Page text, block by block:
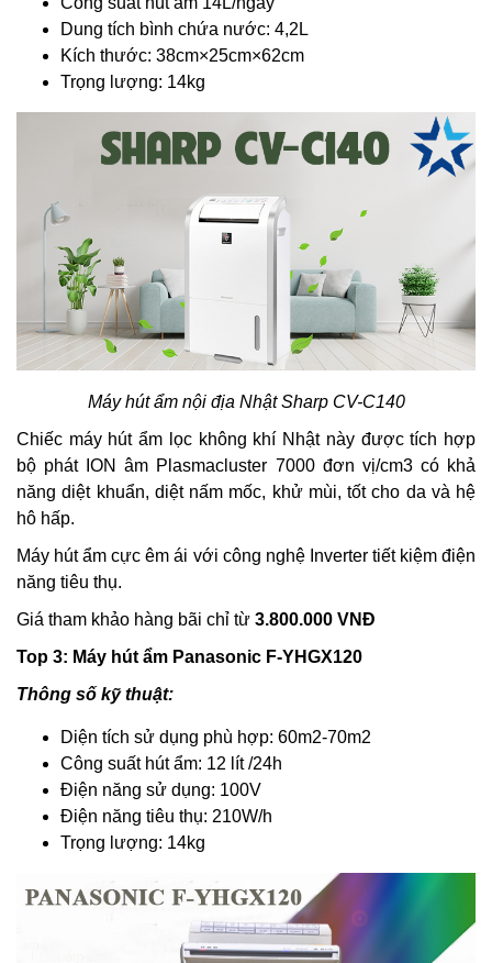
Dung tích bình chứa nước: 4,2L
Kích thước: 38cm×25cm×62cm
Trọng lượng: 14kg
Máy hút ẩm nội địa Nhật Sharp CV-C140
Chiếc máy hút ẩm lọc không khí Nhật này được tích hợp
bộ phát ION âm Plasmacluster 7000 đơn vị/cm3 có khả
năng diệt khuẩn, diệt nấm mốc, khử mùi, tốt cho da và hệ
hô hấp.
Máy hút ẩm cực êm ái với công nghệ Inverter tiết kiệm điện
năng tiêu thụ.
Giá tham khảo hàng bãi chỉ từ 3.800.000 VNĐ
Top 3: Máy hút ẩm Panasonic F-YHGX120
Thông số kỹ thuật:
Diện tích sử dụng phù hợp: 60m2-70m2
Công suất hút ẩm: 12 lít /24h
Điện năng sử dụng: 100V
Điện năng tiêu thụ: 210W/h
Trọng lượng: 14kg